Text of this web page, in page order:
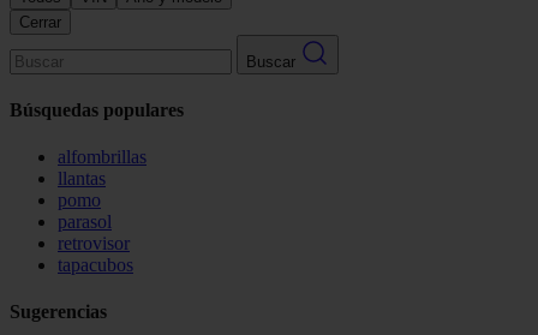
Cerrar
Buscar
Búsquedas populares
alfombrillas
llantas
pomo
parasol
retrovisor
tapacubos
Sugerencias